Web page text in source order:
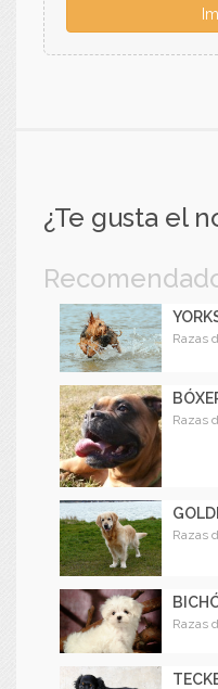
¿Te gusta el
Razas
Razas
Razas
Razas